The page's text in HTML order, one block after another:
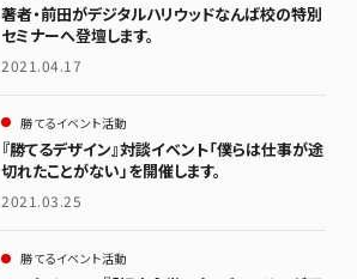
著者・前田がデジタルハリウッドなんば校の特別
セミナーへ登壇します。
2021.04.17
勝てるイベント活動
『勝てるデザイン』対談イベント「僕らは仕事が途
切れたことがない」を開催します。
2021.03.25
勝てるイベント活動